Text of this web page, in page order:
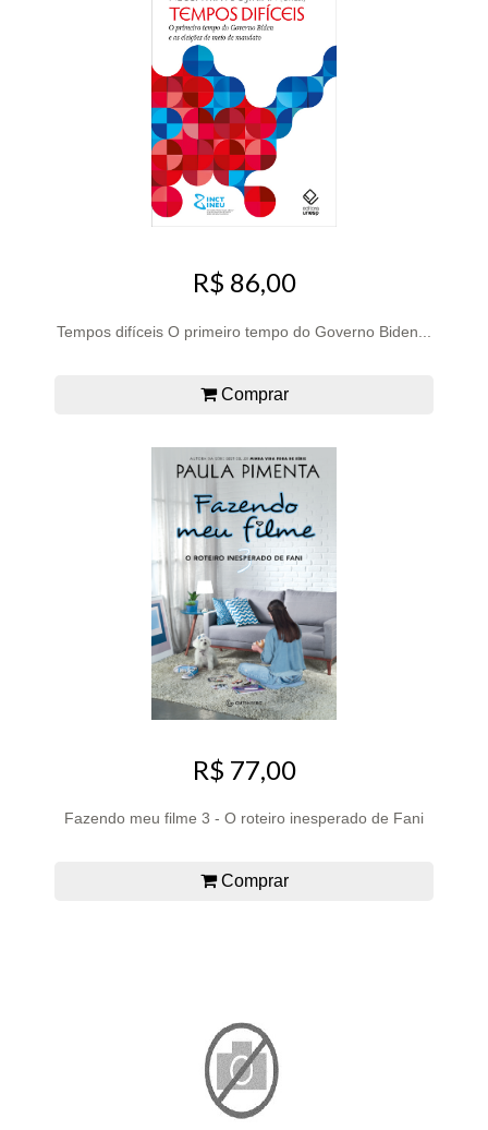
R$ 86,00
Tempos difíceis O primeiro tempo do Governo Biden...
Comprar
R$ 77,00
Fazendo meu filme 3 - O roteiro inesperado de Fani
Comprar